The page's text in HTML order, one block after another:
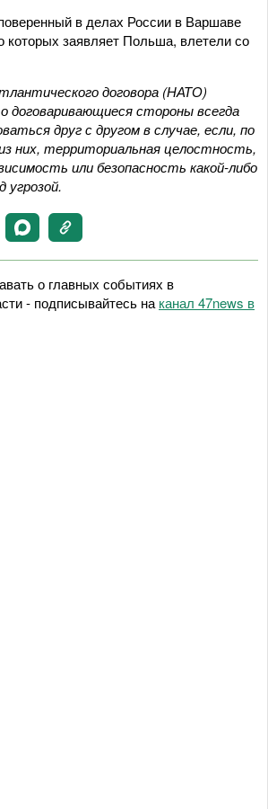
в делах России в Варшаве
которых заявляет Польша, влетели со
договора (НАТО)
договаривающиеся стороны всегда
друг с другом в случае, если, по
них, территориальная целостность,
или безопасность какой-либо
угрозой.
о главных событиях в
- подписывайтесь наканал 47news в